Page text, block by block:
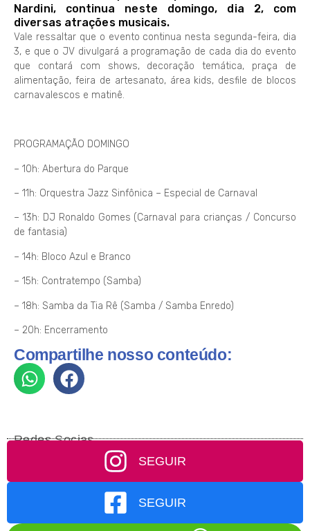
Nardini, continua neste domingo, dia 2, com
diversas atrações musicais.
Vale ressaltar que o evento continua nesta segunda-feira, dia
3, e que o JV divulgará a programação de cada dia do evento
que contará com shows, decoração temática, praça de
alimentação, feira de artesanato, área kids, desfile de blocos
carnavalescos e matinê.
PROGRAMAÇÃO DOMINGO
– 10h: Abertura do Parque
– 11h: Orquestra Jazz Sinfônica – Especial de Carnaval
– 13h: DJ Ronaldo Gomes (Carnaval para crianças / Concurso
de fantasia)
– 14h: Bloco Azul e Branco
– 15h: Contratempo (Samba)
– 18h: Samba da Tia Rê (Samba / Samba Enredo)
– 20h: Encerramento
Compartilhe nosso conteúdo:
Redes Socias
SEGUIR
SEGUIR